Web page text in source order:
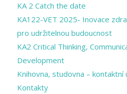
KA 2 Catch the date
KA122-VET 2025- Inovace
pro udržitelnou budoucnost
KA2 Critical Thinking,
Development
Knihovna, studovna – kontaktní
Kontakty